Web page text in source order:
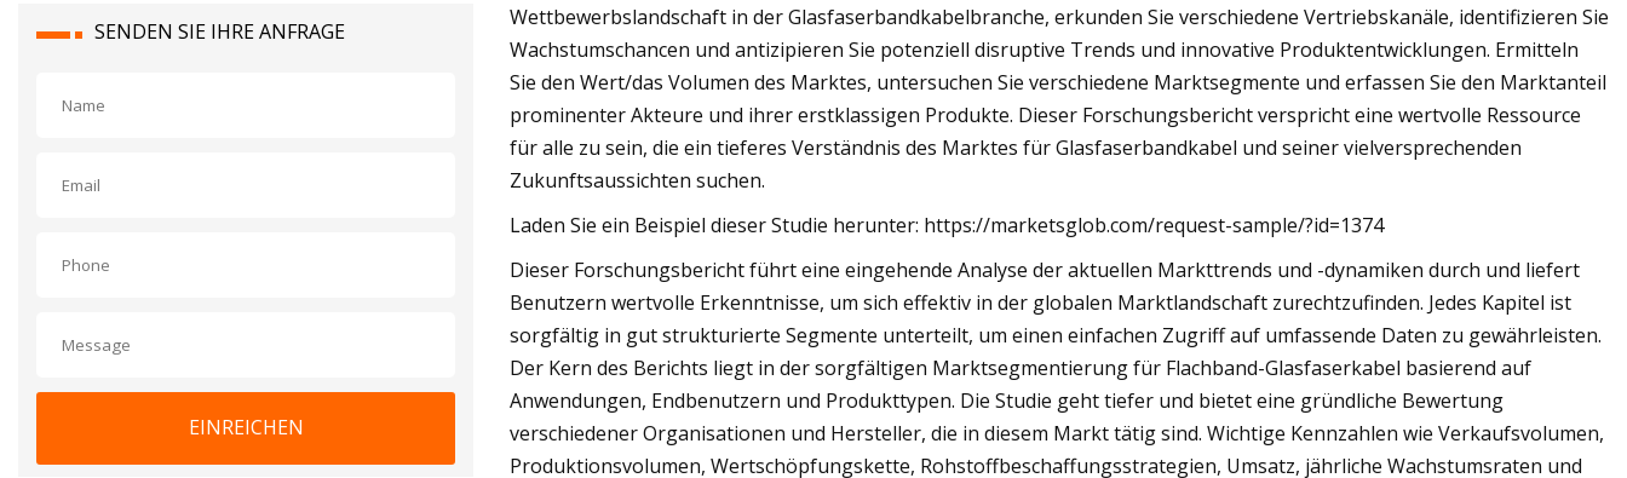
SENDEN SIE IHRE ANFRAGE
EINREICHEN
Wettbewerbslandschaft in der Glasfaserbandkabelbranche, erkunden Sie verschiedene Vertriebskanäle, identifizieren Sie
Wachstumschancen und antizipieren Sie potenziell disruptive Trends und innovative Produktentwicklungen. Ermitteln
Sie den Wert/das Volumen des Marktes, untersuchen Sie verschiedene Marktsegmente und erfassen Sie den Marktanteil
prominenter Akteure und ihrer erstklassigen Produkte. Dieser Forschungsbericht verspricht eine wertvolle Ressource
für alle zu sein, die ein tieferes Verständnis des Marktes für Glasfaserbandkabel und seiner vielversprechenden
Zukunftsaussichten suchen.
Laden Sie ein Beispiel dieser Studie herunter: https://marketsglob.com/request-sample/?id=1374
Dieser Forschungsbericht führt eine eingehende Analyse der aktuellen Markttrends und -dynamiken durch und liefert
Benutzern wertvolle Erkenntnisse, um sich effektiv in der globalen Marktlandschaft zurechtzufinden. Jedes Kapitel ist
sorgfältig in gut strukturierte Segmente unterteilt, um einen einfachen Zugriff auf umfassende Daten zu gewährleisten.
Der Kern des Berichts liegt in der sorgfältigen Marktsegmentierung für Flachband-Glasfaserkabel basierend auf
Anwendungen, Endbenutzern und Produkttypen. Die Studie geht tiefer und bietet eine gründliche Bewertung
verschiedener Organisationen und Hersteller, die in diesem Markt tätig sind. Wichtige Kennzahlen wie Verkaufsvolumen,
Produktionsvolumen, Wertschöpfungskette, Rohstoffbeschaffungsstrategien, Umsatz, jährliche Wachstumsraten und